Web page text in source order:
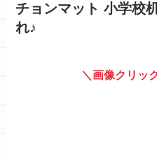
チョンマット 小学校
れ♪
＼画像クリッ